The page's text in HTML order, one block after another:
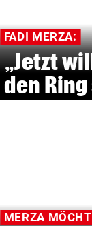
FADI MERZA:
„Jetzt
den
MERZA